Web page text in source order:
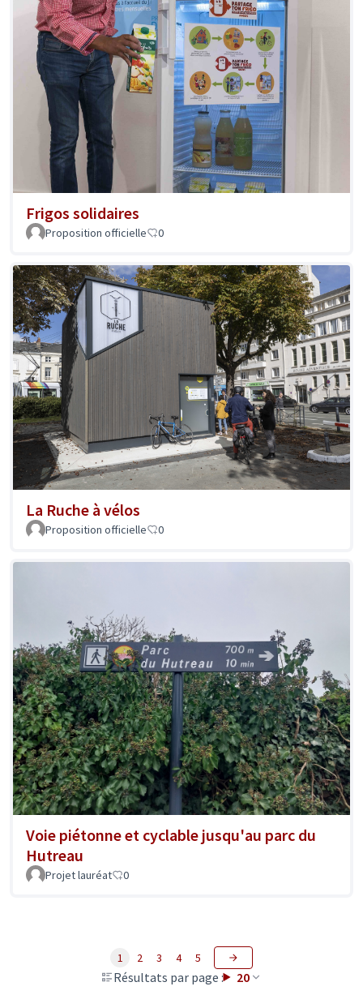
Frigos solidaires
Proposition officielle 0
La Ruche à vélos
Proposition officielle 0
Voie piétonne et cyclable jusqu'au parc du
Hutreau
Projet lauréat 0
Résultats par page : 20
1 2 3 4 5